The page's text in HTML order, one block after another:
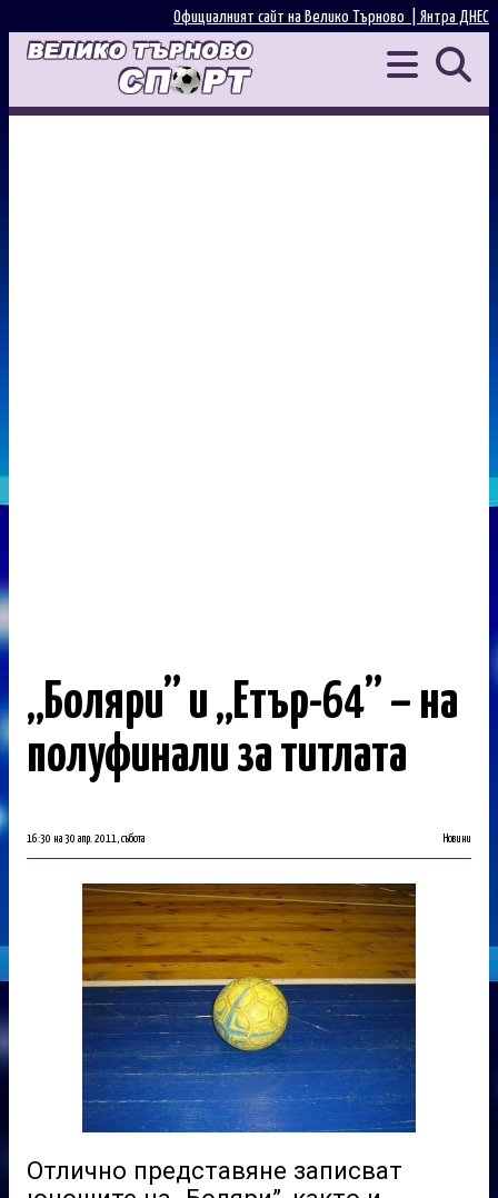
Янтра ДНЕС
Официалният сайт на Велико Търново |
„Боляри” и „Етър-64” – на
полуфинали за титлата
16:30 на 30 апр. 2011, събота Новини
Отлично представяне записват